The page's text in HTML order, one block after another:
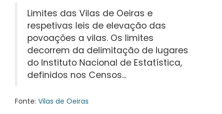
Limites das Vilas de Oeiras e
respetivas leis de elevação das
povoações a vilas. Os limites
decorrem da delimitação de lugares
do Instituto Nacional de Estatística,
definidos nos Censos...
Fonte: Vilas de Oeiras